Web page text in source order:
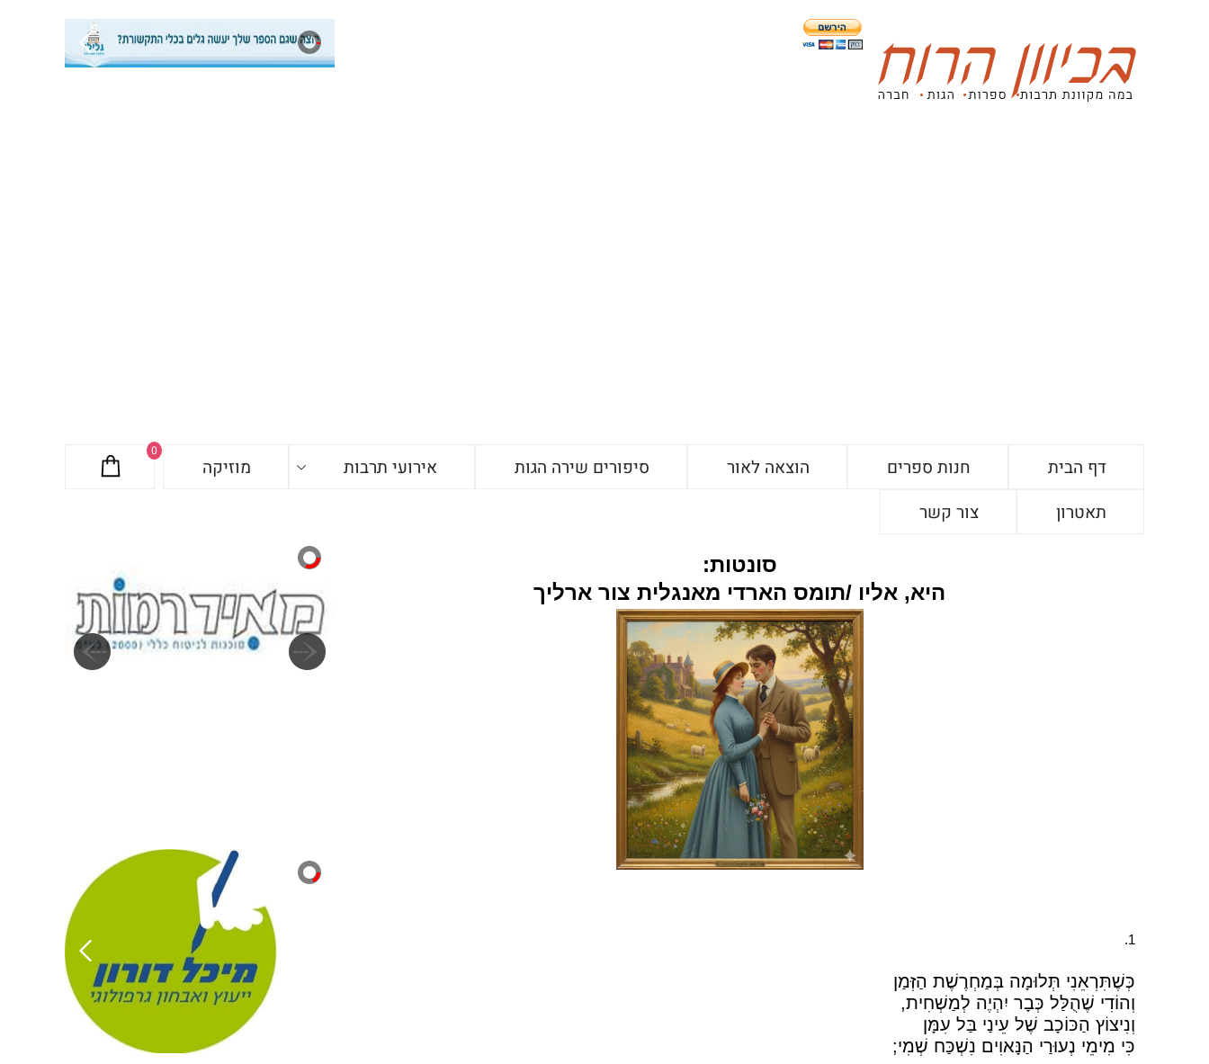
0
דף הבית חנות ספרים הוצאה לאור סיפורים שירה הגות אירועי תרבות
מוזיקה
תאטרון
צור קשר
סונטות:
היא, אליו /תומס הארדי מאנגלית צור ארליך
1.
כְּשֶׁתִּרְאֵנִי תְּלוּמָה בְּמַחְרֶשֶׁת הַזְּמַן
וְהוֹדִי שֶׁהֻלַּל כְּבָר יִהְיֶה לְמַשְׁחִית,
וְנִיצוֹץ הַכּוֹכָב שֶׁל עֵינַי בַּל עִמָּן
כִּי מִימֵי נְעוּרַי הַנָּאוִים נִשְׁכַּח שְׁמִי;